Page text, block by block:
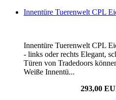
Innentüre Tuerenwelt CPL
Innentüre Tuerenwelt CPL
- links oder rechts Elegant,
Türen von Tradedoors
Weiße Innentü...
293,00